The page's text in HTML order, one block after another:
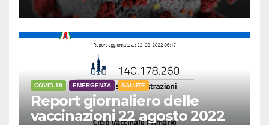
COVID-19 EMERGENZA SALUTE
Report giornaliero delle
vaccinazioni 22 agosto 2022